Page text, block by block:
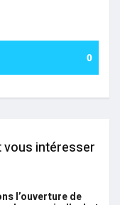
0
intéresser
l’ouverture de